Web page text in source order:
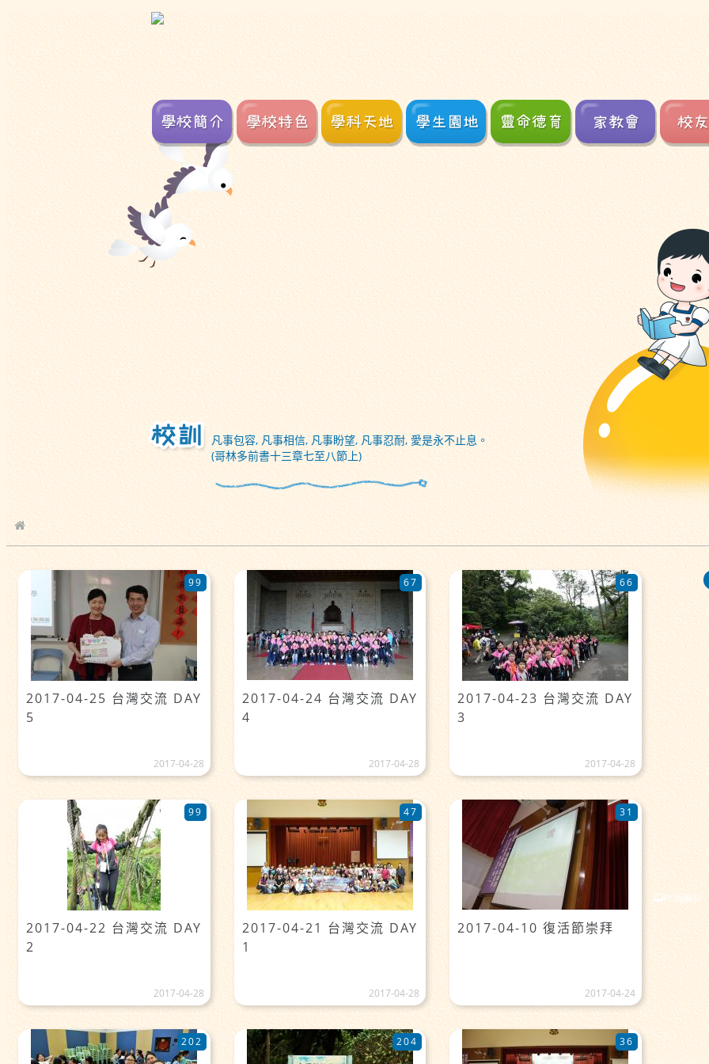
凡事包容, 凡事相信, 凡事盼望, 凡事忍耐, 愛是永不止息。
(哥林多前書十三章七至八節上)
校園相簿
2017-04-25 台灣交流 DAY
5
99
2017-04-28
2017-04-24 台灣交流 DAY
4
67
2017-04-28
2017-04-23 台灣交流 DAY
3
66
2017-04-28
2017-04-22 台灣交流 DAY
2
99
2017-04-28
2017-04-21 台灣交流 DAY
1
47
2017-04-28
2017-04-10 復活節崇拜
31
2017-04-24
202 204 36
PC版顯示